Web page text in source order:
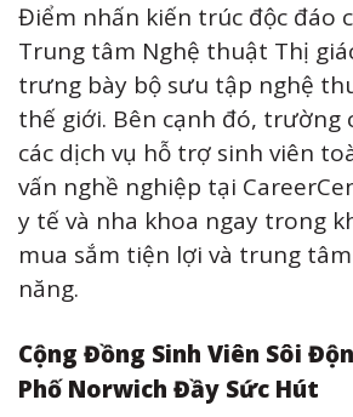
Điểm nhấn kiến trúc độc đáo
Trung tâm Nghệ thuật Thị
trưng bày bộ sưu tập nghệ
thế giới. Bên cạnh đó, trường
các dịch vụ hỗ trợ sinh viên
vấn nghề nghiệp tại
y tế và nha khoa ngay trong
mua sắm tiện lợi và trung
năng.
Cộng Đồng Sinh Viên Sôi
Phố Norwich Đầy Sức Hút